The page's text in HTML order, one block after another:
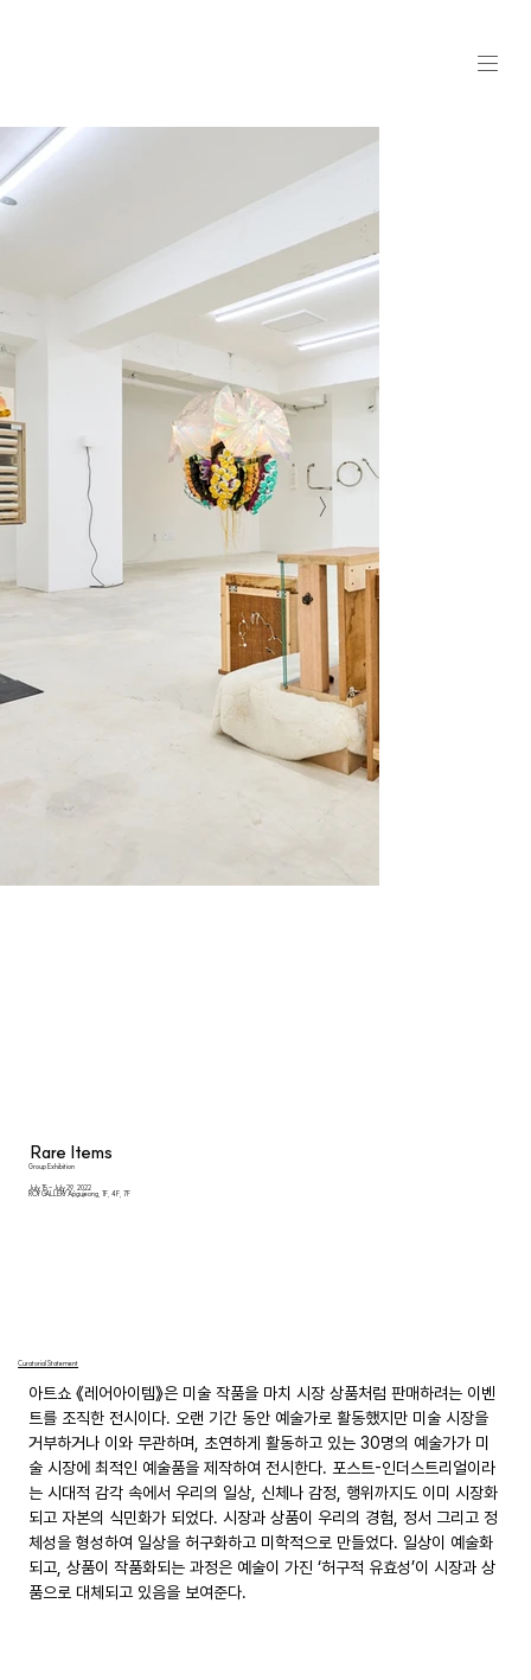
Rare Items
Group Exhibition
July 15 - July 29, 2022
ROY GALLERY Apgujeong, 1F, 4F, 7F
Curatorial Statement
아트쇼 《레어아이템》은 미술 작품을 마치 시장 상품처럼 판매하려는 이벤
트를 조직한 전시이다. 오랜 기간 동안 예술가로 활동했지만 미술 시장을
거부하거나 이와 무관하며, 초연하게 활동하고 있는 30명의 예술가가 미
술 시장에 최적인 예술품을 제작하여 전시한다. 포스트-인더스트리얼이라
는 시대적 감각 속에서 우리의 일상, 신체나 감정, 행위까지도 이미 시장화
되고 자본의 식민화가 되었다. 시장과 상품이 우리의 경험, 정서 그리고 정
체성을 형성하여 일상을 허구화하고 미학적으로 만들었다. 일상이 예술화
되고, 상품이 작품화되는 과정은 예술이 가진 ‘허구적 유효성’이 시장과 상
품으로 대체되고 있음을 보여준다.